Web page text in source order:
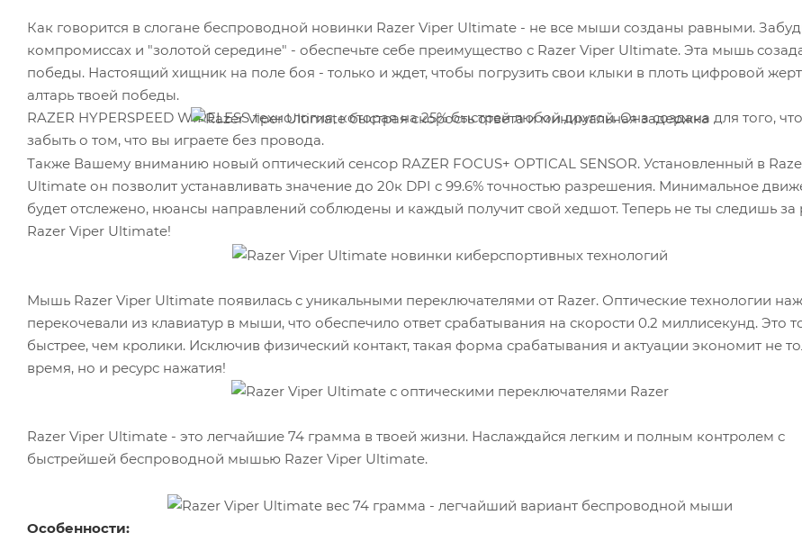
Как говорится в слогане беспроводной новинки Razer Viper Ultimate - не все мыши созданы равными.
компромиссах и "золотой середине" - обеспечьте себе преимущество с Razer Viper Ultimate. Эта мышь
победы. Настоящий хищник на поле боя - только и ждет, чтобы погрузить свои клыки в плоть цифровой
алтарь твоей победы.
RAZER HYPERSPEED WIRELESS технология, которая на 25% быстрей любой другой. Она создана для того,
забыть о том, что вы играете без провода.
Также Вашему вниманию новый оптический сенсор RAZER FOCUS+ OPTICAL SENSOR. Установленный в
Ultimate он позволит устанавливать значение до 20к DPI с 99.6% точностью разрешения. Минимальное
будет отслежено, нюансы направлений соблюдены и каждый получит свой хедшот. Теперь не ты следишь за
Razer Viper Ultimate!
Мышь Razer Viper Ultimate появилась с уникальными переключателями от Razer. Оптические технологии
перекочевали из клавиатур в мыши, что обеспечило ответ срабатывания на скорости 0.2 миллисекунд. Это
быстрее, чем кролики. Исключив физический контакт, такая форма срабатывания и актуации экономит не
время, но и ресурс нажатия!
Razer Viper Ultimate - это легчайшие 74 грамма в твоей жизни. Наслаждайся легким и полным контролем с
быстрейшей беспроводной мышью Razer Viper Ultimate.
Особенности: